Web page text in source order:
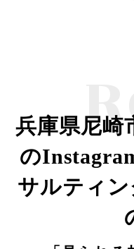
兵庫県尼崎
の
サルティ